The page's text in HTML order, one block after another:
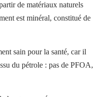
de matériaux naturels
est minéral, constitué de
sain pour la santé, car il
du pétrole : pas de PFOA,